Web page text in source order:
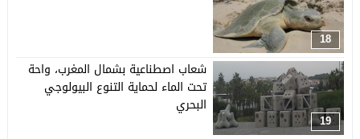
18
19
شعاب اصطناعية بشمال المغرب، واحة
تحت الماء لحماية التنوع البيولوجي
البحري